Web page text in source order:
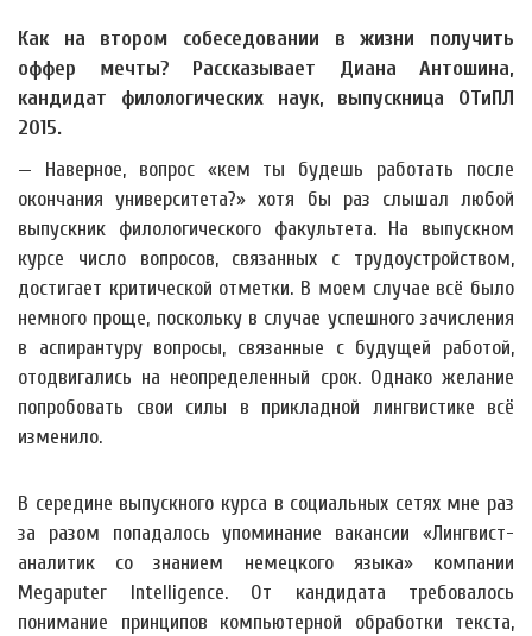
Как на втором собеседовании в жизни получить
оффер мечты? Рассказывает Диана Антошина,
кандидат филологических наук, выпускница ОТиПЛ
2015.
— Наверное, вопрос «кем ты будешь работать после
окончания университета?» хотя бы раз слышал любой
выпускник филологического факультета. На выпускном
курсе число вопросов, связанных с трудоустройством,
достигает критической отметки. В моем случае всё было
немного проще, поскольку в случае успешного зачисления
в аспирантуру вопросы, связанные с будущей работой,
отодвигались на неопределенный срок. Однако желание
попробовать свои силы в прикладной лингвистике всё
изменило.
В середине выпускного курса в социальных сетях мне раз
за разом попадалось упоминание вакансии «Лингвист-
аналитик со знанием немецкого языка» компании
Megaputer Intelligence. От кандидата требовалось
понимание принципов компьютерной обработки текста,